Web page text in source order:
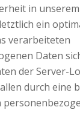
in
ein
verarbeiteten
Daten
der Server-
durch eine